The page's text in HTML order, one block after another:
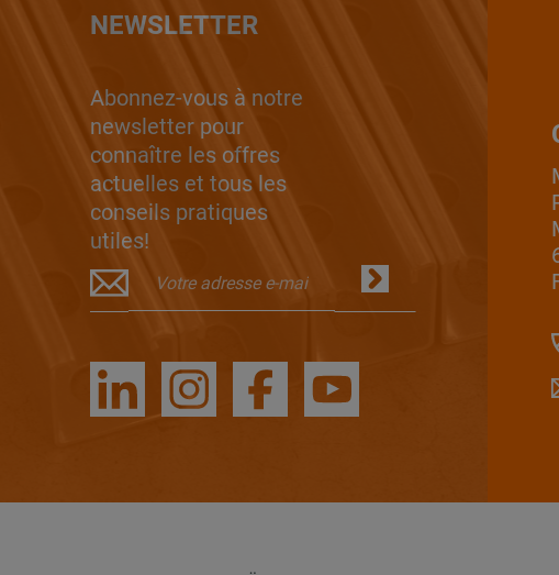
NEWSLETTER
Abonnez-vous à notre
newsletter pour
connaître les offres
actuelles et tous les
conseils pratiques
utiles!